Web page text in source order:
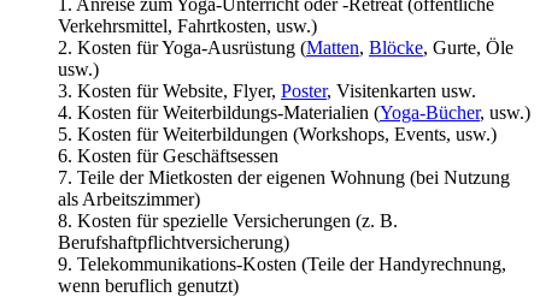
Verkehrsmittel, Fahrtkosten, usw.)
2. Kosten für Yoga-Ausrüstung (Matten, Blöcke, Gurte, Öle
usw.)
3. Kosten für Website, Flyer, Poster, Visitenkarten usw.
4. Kosten für Weiterbildungs-Materialien (Yoga-Bücher, usw.)
5. Kosten für Weiterbildungen (Workshops, Events, usw.)
6. Kosten für Geschäftsessen
7. Teile der Mietkosten der eigenen Wohnung (bei Nutzung
als Arbeitszimmer)
8. Kosten für spezielle Versicherungen (z. B.
Berufshaftpflichtversicherung)
9. Telekommunikations-Kosten (Teile der Handyrechnung,
wenn beruflich genutzt)